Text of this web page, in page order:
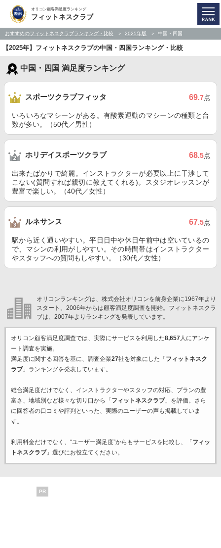
オリコン顧客満足度ランキング
フィットネスクラブ
おすすめのフィットネスクラブランキング・比較 2025年版 中国・四国
【2025年】フィットネスクラブの中国・四国ランキング・比較
中国・四国 満足度ランキング
スポーツクラブフィッタ 69.7点
いろいろなマシーンがある。有酸素運動のマシーンの種類と台
数が多い。（50代／男性）
ホリデイスポーツクラブ 68.5点
出来たばかりで綺麗。インストラクターが必要以上に干渉して
こない(質問すれば親切に教えてくれる)。スタジオレッスンが
豊富で楽しい。（40代／女性）
ルネサンス 67.5点
駅から近く通いやすい。平日日中や休日午前中は空いているの
で、マシンの利用がしやすい。その時間帯はインストラクター
やスタッフへの質問もしやすい。（30代／女性）
オリコンランキングは、株式会社オリコンを前身企業に1967年より
スタート。2006年からは顧客満足度調査を開始。フィットネスクラ
ブは、2007年よりランキングを発表しています。
オリコン顧客満足度調査では、実際にサービスを利用した8,657人にアンケ
ート調査を実施。
満足度に関する回答を基に、調査企業27社を対象にした「 フィットネスク
ラブ」ランキングを発表しています。
総合満足度だけでなく、インストラクターやスタッフの対応、プランの豊
富さ、地域別など様々な切り口から「 フィットネスクラブ」を評価。さら
に回答者の口コミや評判といった、実際のユーザーの声も掲載していま
す。
利用料金だけでなく、“ユーザー満足度”からもサービスを比較し、「 フィッ
トネスクラブ」選びにお役立てください。
PR